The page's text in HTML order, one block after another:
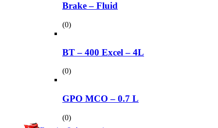
Brake – Fluid
(0)
BT – 400 Excel – 4L
(0)
GPO MCO – 0.7 L
(0)